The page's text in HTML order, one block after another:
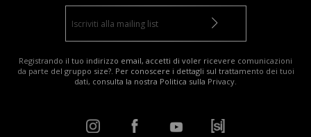
Registrando il tuo indirizzo email, accetti di voler ricevere comunicazioni
da parte del gruppo size?. Per conoscere i dettagli sul trattamento dei tuoi
dati, consulta la nostra Politica sulla Privacy.